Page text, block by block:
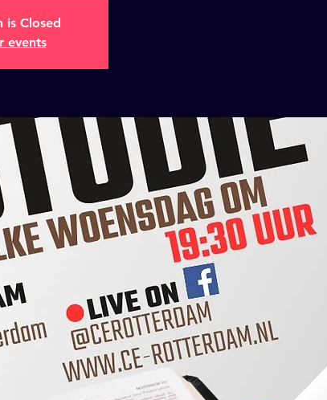
is Closed
events